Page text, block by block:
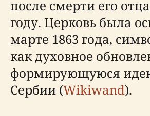
после смерти его
году. Церковь была
марте 1863 года,
как духовное
формирующуюся
Сербии (Wikiwand).